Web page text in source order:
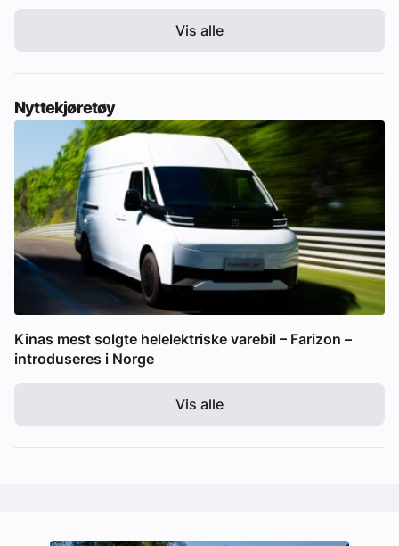
Vis alle
Nyttekjøretøy
Kinas mest solgte helelektriske varebil – Farizon –
introduseres i Norge
Vis alle